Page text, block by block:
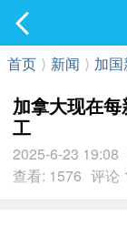
首页 ⟩ 新闻 ⟩ 加
加拿大现在
工
2025-6-23 19:08
查看: 1576 评论